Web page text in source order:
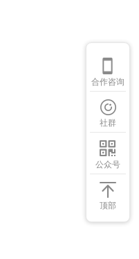
合作咨询
社群
公众号
顶部